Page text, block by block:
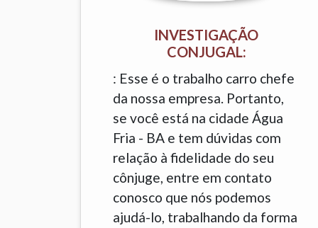
INVESTIGAÇÃO
CONJUGAL:
: Esse é o trabalho carro chefe
da nossa empresa. Portanto,
se você está na cidade Água
Fria - BA e tem dúvidas com
relação à fidelidade do seu
cônjuge, entre em contato
conosco que nós podemos
ajudá-lo, trabalhando da forma